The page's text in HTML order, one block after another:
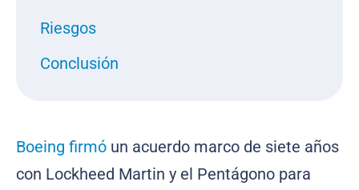
Riesgos
Conclusión
Boeing firmó un acuerdo marco de siete años
con Lockheed Martin y el Pentágono para